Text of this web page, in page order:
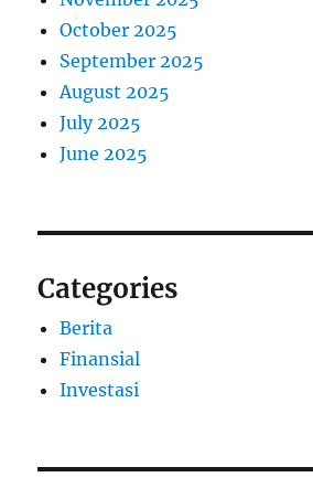
October 2025
September 2025
August 2025
July 2025
June 2025
Categories
Berita
Finansial
Investasi